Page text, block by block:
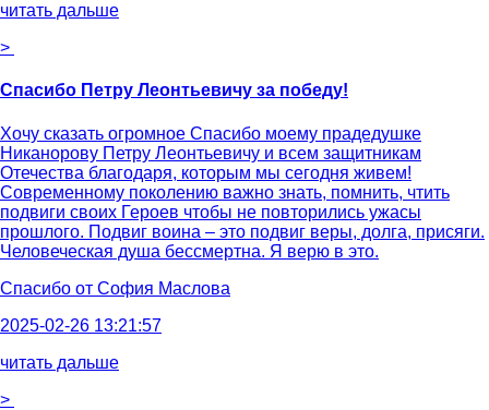
читать дальше
>
Спасибо Петру Леонтьевичу за победу!
Хочу сказать огромное Спасибо моему прадедушке
Никанорову Петру Леонтьевичу и всем защитникам
Отечества благодаря, которым мы сегодня живем!
Современному поколению важно знать, помнить, чтить
подвиги своих Героев чтобы не повторились ужасы
прошлого. Подвиг воина – это подвиг веры, долга, присяги.
Человеческая душа бессмертна. Я верю в это.
Спасибо от София Маслова
2025-02-26 13:21:57
читать дальше
>